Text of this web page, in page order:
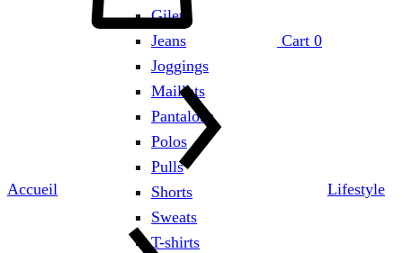
Gilets
Jeans
Joggings
Maillots
Pantalons
Polos
Pulls
Shorts
Sweats
T-shirts
Cart 0
Accueil Lifestyle